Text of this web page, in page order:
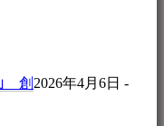
創2026年4月6日 -